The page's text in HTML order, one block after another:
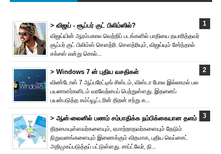
> விஜய் - சூப்பர் குட் பிலிம்ஸில்?
விஜய்யின் ஆரம்பகால வெற்றிப் படங்களில் பாதியை தயா‌ரித்தவர்
சூப்பர் குட் பிலிம்ஸ் சௌத்‌ரி. சௌத்‌ரியும், விஜய்யும் சேர்ந்தால்
சக்சஸ் என்று சொல்...
> Windows 7 ன் புதிய வசதிகள்
விண்டோஸ் 7 ஆப்பரேட்டிங் சிஸ்டம், விஸ்டா போல இல்லாமல் பல
பயனாளர்களிடம் வரவேற்பைப் பெற்றுள்ளது. இதனைப்
பயன்படுத்த கம்ப்யூட்டரின் திறன் சற்று க...
> ஆன்-லைனில் பணம் சம்பாதிக்க நம்பிக்கையான தளம்
திறமையுள்ளவர்களையும், ஏமாற்றாதவர்களையும் தேடும்
நிறுவனங்களையும் இணைக்கும் விதமாக, புதிய வெப்சைட்
அறிமுகப்படுத்தப் பட்டுள்ளது. சாப்ட்வேர், நி...